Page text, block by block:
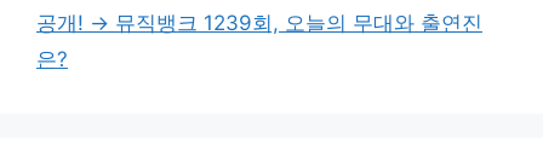
공개! → 뮤직뱅크 1239회, 오늘의 무대와 출연진
은?